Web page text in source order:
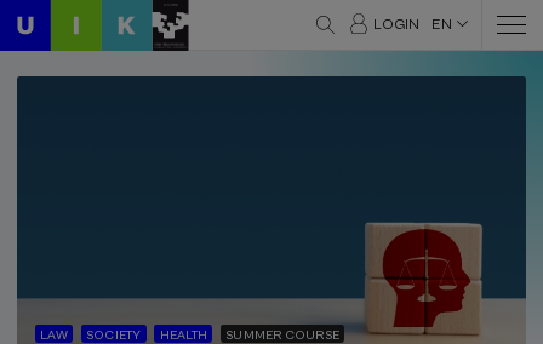
LOGIN EN
LAW SOCIETY HEALTH SUMMER COURSE